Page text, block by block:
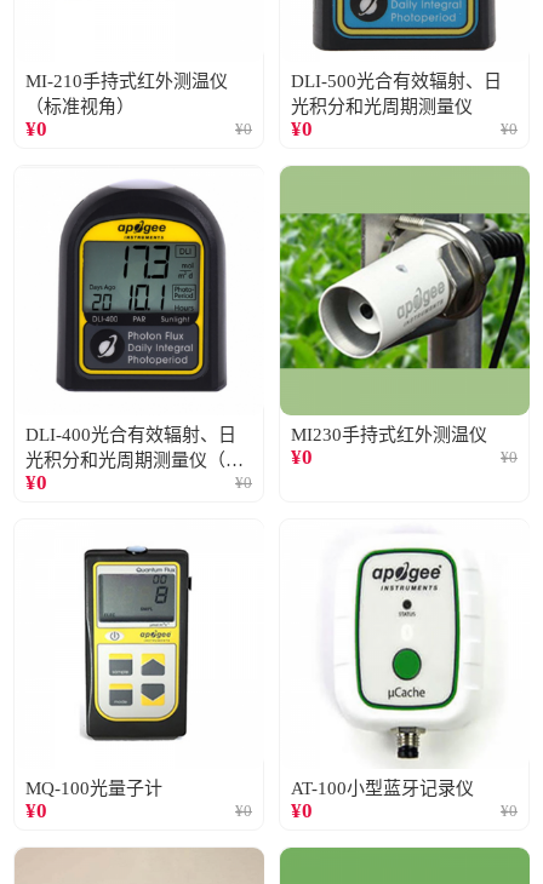
MI-210手持式红外测温仪
（标准视角）
¥0 ¥0
DLI-500光合有效辐射、日
光积分和光周期测量仪
¥0 ¥0
DLI-400光合有效辐射、日
光积分和光周期测量仪（仅
阳光）
¥0 ¥0
MI230手持式红外测温仪
¥0 ¥0
MQ-100光量子计
¥0 ¥0
AT-100小型蓝牙记录仪
¥0 ¥0